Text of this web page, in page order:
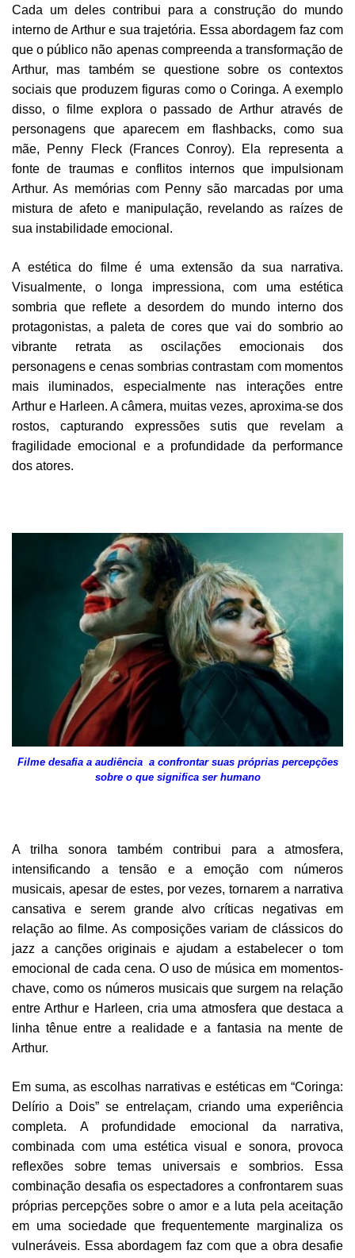
Cada um deles contribui para a construção do mundo
interno de Arthur e sua trajetória. Essa abordagem faz com
que o público não apenas compreenda a transformação de
Arthur, mas também se questione sobre os contextos
sociais que produzem figuras como o Coringa. A exemplo
disso, o filme explora o passado de Arthur através de
personagens que aparecem em flashbacks, como sua
mãe, Penny Fleck (Frances Conroy). Ela representa a
fonte de traumas e conflitos internos que impulsionam
Arthur. As memórias com Penny são marcadas por uma
mistura de afeto e manipulação, revelando as raízes de
sua instabilidade emocional.
A estética do filme é uma extensão da sua narrativa.
Visualmente, o longa impressiona, com uma estética
sombria que reflete a desordem do mundo interno dos
protagonistas, a paleta de cores que vai do sombrio ao
vibrante retrata as oscilações emocionais dos
personagens e cenas sombrias contrastam com momentos
mais iluminados, especialmente nas interações entre
Arthur e Harleen. A câmera, muitas vezes, aproxima-se dos
rostos, capturando expressões sutis que revelam a
fragilidade emocional e a profundidade da performance
dos atores.
Filme desafia a audiência a confrontar suas próprias percepções
sobre o que significa ser humano
A trilha sonora também contribui para a atmosfera,
intensificando a tensão e a emoção com números
musicais, apesar de estes, por vezes, tornarem a narrativa
cansativa e serem grande alvo críticas negativas em
relação ao filme. As composições variam de clássicos do
jazz a canções originais e ajudam a estabelecer o tom
emocional de cada cena. O uso de música em momentos-
chave, como os números musicais que surgem na relação
entre Arthur e Harleen, cria uma atmosfera que destaca a
linha tênue entre a realidade e a fantasia na mente de
Arthur.
Em suma, as escolhas narrativas e estéticas em “Coringa:
Delírio a Dois” se entrelaçam, criando uma experiência
completa. A profundidade emocional da narrativa,
combinada com uma estética visual e sonora, provoca
reflexões sobre temas universais e sombrios. Essa
combinação desafia os espectadores a confrontarem suas
próprias percepções sobre o amor e a luta pela aceitação
em uma sociedade que frequentemente marginaliza os
vulneráveis. Essa abordagem faz com que a obra desafie